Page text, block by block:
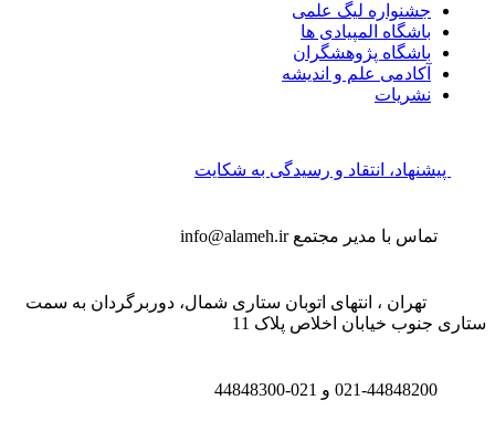
جشنواره لیگ علمی
باشگاه المپیادی ها
باشگاه پژوهشگران
آکادمی علم و اندیشه
نشریات
پیشنهاد، انتقاد و رسیدگی به شکایت
تماس با مدیر مجتمعinfo@alameh.ir
تهران ، انتهای اتوبان ستاری شمال، دوربرگردان به سمت
جنوب خیابان اخلاص پلاک 11
021-44848200 و 021-44848300